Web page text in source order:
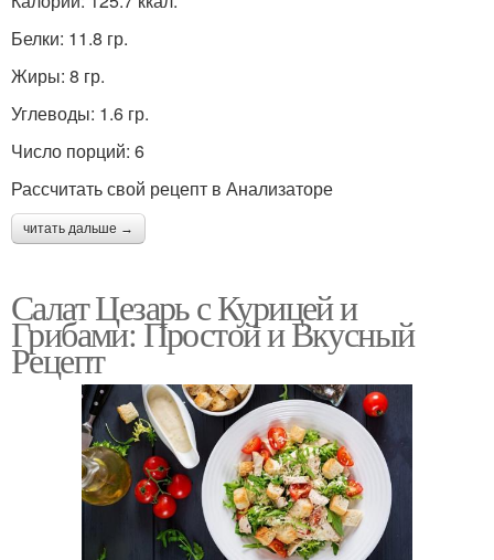
Белки: 11.8 гр.
Жиры: 8 гр.
Углеводы: 1.6 гр.
Число порций: 6
Рассчитать свой рецепт в Анализаторе
читать дальше →
Салат Цезарь с Курицей и
Грибами: Простой и Вкусный
Рецепт